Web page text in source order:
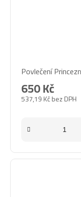
Povlečení
537,19 Kč bez DPH
650 Kč